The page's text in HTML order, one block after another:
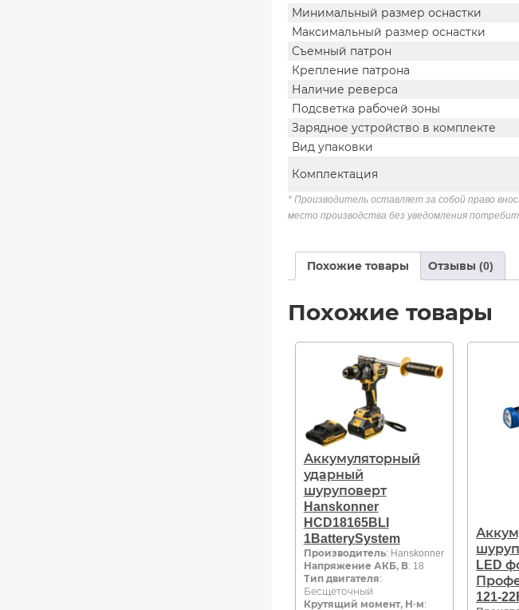
Минимальный размер оснастки
Максимальный размер оснастки
Съемный патрон
Крепление патрона
Наличие реверса
Подсветка рабочей зоны
Зарядное устройство в комплекте
Вид упаковки
Комплектация
* Производитель оставляет за собой право
место производства без уведомления
Похожие товары Отзывы (0)
Похожие товары
Аккумуляторный
ударный
шуруповерт
Hanskonner
HCD18165BLI
1BatterySystem
Производитель: Hanskonner
Напряжение АКБ, В: 18
Тип двигателя:
Бесщеточный
Крутящий момент, Н·м:
LED
121-